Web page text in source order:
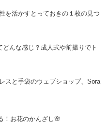
を活かすとっておきの１枚の見つ
どんな感じ？成人式や前撮りでト
スと手袋のウェブショップ、Sora
！お花のかんざし🌸